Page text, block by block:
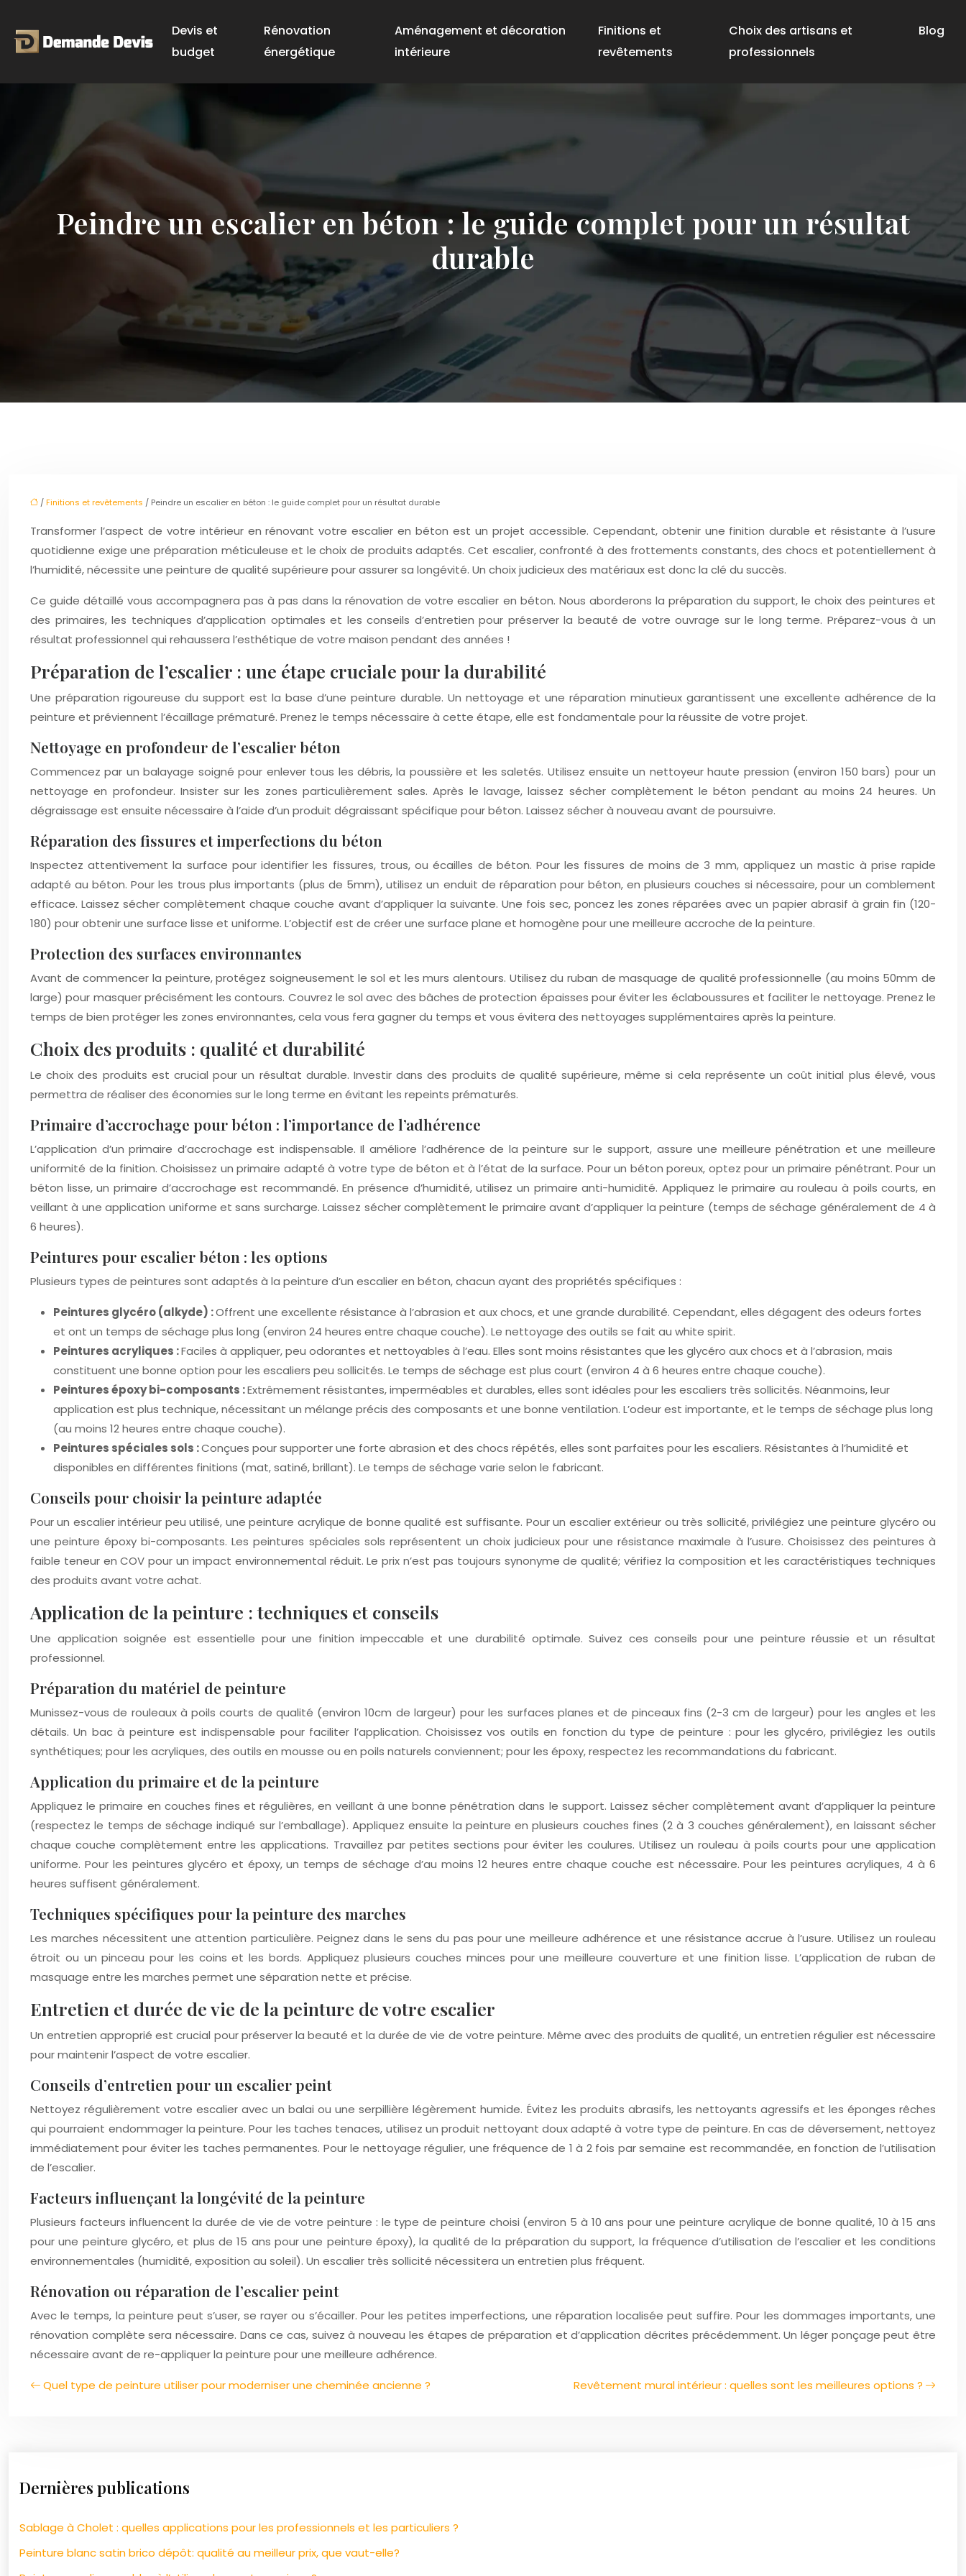
Devis et
budget
Rénovation
énergétique
Aménagement et décoration
intérieure
Finitions et
revêtements
Choix des artisans et
professionnels
Blog
Peindre un escalier en béton : le guide complet pour un résultat
durable
/Finitions et revêtements / Peindre un escalier en béton : le guide complet pour un résultat durable
Transformer l’aspect de votre intérieur en rénovant votre escalier en béton est un projet accessible. Cependant, obtenir une finition durable et résistante à l’usure
quotidienne exige une préparation méticuleuse et le choix de produits adaptés. Cet escalier, confronté à des frottements constants, des chocs et potentiellement à
l’humidité, nécessite une peinture de qualité supérieure pour assurer sa longévité. Un choix judicieux des matériaux est donc la clé du succès.
Ce guide détaillé vous accompagnera pas à pas dans la rénovation de votre escalier en béton. Nous aborderons la préparation du support, le choix des peintures et
des primaires, les techniques d’application optimales et les conseils d’entretien pour préserver la beauté de votre ouvrage sur le long terme. Préparez-vous à un
résultat professionnel qui rehaussera l’esthétique de votre maison pendant des années !
Préparation de l’escalier : une étape cruciale pour la durabilité
Une préparation rigoureuse du support est la base d’une peinture durable. Un nettoyage et une réparation minutieux garantissent une excellente adhérence de la
peinture et préviennent l’écaillage prématuré. Prenez le temps nécessaire à cette étape, elle est fondamentale pour la réussite de votre projet.
Nettoyage en profondeur de l’escalier béton
Commencez par un balayage soigné pour enlever tous les débris, la poussière et les saletés. Utilisez ensuite un nettoyeur haute pression (environ 150 bars) pour un
nettoyage en profondeur. Insister sur les zones particulièrement sales. Après le lavage, laissez sécher complètement le béton pendant au moins 24 heures. Un
dégraissage est ensuite nécessaire à l’aide d’un produit dégraissant spécifique pour béton. Laissez sécher à nouveau avant de poursuivre.
Réparation des fissures et imperfections du béton
Inspectez attentivement la surface pour identifier les fissures, trous, ou écailles de béton. Pour les fissures de moins de 3 mm, appliquez un mastic à prise rapide
adapté au béton. Pour les trous plus importants (plus de 5mm), utilisez un enduit de réparation pour béton, en plusieurs couches si nécessaire, pour un comblement
efficace. Laissez sécher complètement chaque couche avant d’appliquer la suivante. Une fois sec, poncez les zones réparées avec un papier abrasif à grain fin (120-
180) pour obtenir une surface lisse et uniforme. L’objectif est de créer une surface plane et homogène pour une meilleure accroche de la peinture.
Protection des surfaces environnantes
Avant de commencer la peinture, protégez soigneusement le sol et les murs alentours. Utilisez du ruban de masquage de qualité professionnelle (au moins 50mm de
large) pour masquer précisément les contours. Couvrez le sol avec des bâches de protection épaisses pour éviter les éclaboussures et faciliter le nettoyage. Prenez le
temps de bien protéger les zones environnantes, cela vous fera gagner du temps et vous évitera des nettoyages supplémentaires après la peinture.
Choix des produits : qualité et durabilité
Le choix des produits est crucial pour un résultat durable. Investir dans des produits de qualité supérieure, même si cela représente un coût initial plus élevé, vous
permettra de réaliser des économies sur le long terme en évitant les repeints prématurés.
Primaire d’accrochage pour béton : l’importance de l’adhérence
L’application d’un primaire d’accrochage est indispensable. Il améliore l’adhérence de la peinture sur le support, assure une meilleure pénétration et une meilleure
uniformité de la finition. Choisissez un primaire adapté à votre type de béton et à l’état de la surface. Pour un béton poreux, optez pour un primaire pénétrant. Pour un
béton lisse, un primaire d’accrochage est recommandé. En présence d’humidité, utilisez un primaire anti-humidité. Appliquez le primaire au rouleau à poils courts, en
veillant à une application uniforme et sans surcharge. Laissez sécher complètement le primaire avant d’appliquer la peinture (temps de séchage généralement de 4 à
6 heures).
Peintures pour escalier béton : les options
Plusieurs types de peintures sont adaptés à la peinture d’un escalier en béton, chacun ayant des propriétés spécifiques :
Peintures glycéro (alkyde) :Offrent une excellente résistance à l’abrasion et aux chocs, et une grande durabilité. Cependant, elles dégagent des odeurs fortes
et ont un temps de séchage plus long (environ 24 heures entre chaque couche). Le nettoyage des outils se fait au white spirit.
Peintures acryliques :Faciles à appliquer, peu odorantes et nettoyables à l’eau. Elles sont moins résistantes que les glycéro aux chocs et à l’abrasion, mais
constituent une bonne option pour les escaliers peu sollicités. Le temps de séchage est plus court (environ 4 à 6 heures entre chaque couche).
Peintures époxy bi-composants :Extrêmement résistantes, imperméables et durables, elles sont idéales pour les escaliers très sollicités. Néanmoins, leur
application est plus technique, nécessitant un mélange précis des composants et une bonne ventilation. L’odeur est importante, et le temps de séchage plus long
(au moins 12 heures entre chaque couche).
Peintures spéciales sols :Conçues pour supporter une forte abrasion et des chocs répétés, elles sont parfaites pour les escaliers. Résistantes à l’humidité et
disponibles en différentes finitions (mat, satiné, brillant). Le temps de séchage varie selon le fabricant.
Conseils pour choisir la peinture adaptée
Pour un escalier intérieur peu utilisé, une peinture acrylique de bonne qualité est suffisante. Pour un escalier extérieur ou très sollicité, privilégiez une peinture glycéro ou
une peinture époxy bi-composants. Les peintures spéciales sols représentent un choix judicieux pour une résistance maximale à l’usure. Choisissez des peintures à
faible teneur en COV pour un impact environnemental réduit. Le prix n’est pas toujours synonyme de qualité; vérifiez la composition et les caractéristiques techniques
des produits avant votre achat.
Application de la peinture : techniques et conseils
Une application soignée est essentielle pour une finition impeccable et une durabilité optimale. Suivez ces conseils pour une peinture réussie et un résultat
professionnel.
Préparation du matériel de peinture
Munissez-vous de rouleaux à poils courts de qualité (environ 10cm de largeur) pour les surfaces planes et de pinceaux fins (2-3 cm de largeur) pour les angles et les
détails. Un bac à peinture est indispensable pour faciliter l’application. Choisissez vos outils en fonction du type de peinture : pour les glycéro, privilégiez les outils
synthétiques; pour les acryliques, des outils en mousse ou en poils naturels conviennent; pour les époxy, respectez les recommandations du fabricant.
Application du primaire et de la peinture
Appliquez le primaire en couches fines et régulières, en veillant à une bonne pénétration dans le support. Laissez sécher complètement avant d’appliquer la peinture
(respectez le temps de séchage indiqué sur l’emballage). Appliquez ensuite la peinture en plusieurs couches fines (2 à 3 couches généralement), en laissant sécher
chaque couche complètement entre les applications. Travaillez par petites sections pour éviter les coulures. Utilisez un rouleau à poils courts pour une application
uniforme. Pour les peintures glycéro et époxy, un temps de séchage d’au moins 12 heures entre chaque couche est nécessaire. Pour les peintures acryliques, 4 à 6
heures suffisent généralement.
Techniques spécifiques pour la peinture des marches
Les marches nécessitent une attention particulière. Peignez dans le sens du pas pour une meilleure adhérence et une résistance accrue à l’usure. Utilisez un rouleau
étroit ou un pinceau pour les coins et les bords. Appliquez plusieurs couches minces pour une meilleure couverture et une finition lisse. L’application de ruban de
masquage entre les marches permet une séparation nette et précise.
Entretien et durée de vie de la peinture de votre escalier
Un entretien approprié est crucial pour préserver la beauté et la durée de vie de votre peinture. Même avec des produits de qualité, un entretien régulier est nécessaire
pour maintenir l’aspect de votre escalier.
Conseils d’entretien pour un escalier peint
Nettoyez régulièrement votre escalier avec un balai ou une serpillière légèrement humide. Évitez les produits abrasifs, les nettoyants agressifs et les éponges rêches
qui pourraient endommager la peinture. Pour les taches tenaces, utilisez un produit nettoyant doux adapté à votre type de peinture. En cas de déversement, nettoyez
immédiatement pour éviter les taches permanentes. Pour le nettoyage régulier, une fréquence de 1 à 2 fois par semaine est recommandée, en fonction de l’utilisation
de l’escalier.
Facteurs influençant la longévité de la peinture
Plusieurs facteurs influencent la durée de vie de votre peinture : le type de peinture choisi (environ 5 à 10 ans pour une peinture acrylique de bonne qualité, 10 à 15 ans
pour une peinture glycéro, et plus de 15 ans pour une peinture époxy), la qualité de la préparation du support, la fréquence d’utilisation de l’escalier et les conditions
environnementales (humidité, exposition au soleil). Un escalier très sollicité nécessitera un entretien plus fréquent.
Rénovation ou réparation de l’escalier peint
Avec le temps, la peinture peut s’user, se rayer ou s’écailler. Pour les petites imperfections, une réparation localisée peut suffire. Pour les dommages importants, une
rénovation complète sera nécessaire. Dans ce cas, suivez à nouveau les étapes de préparation et d’application décrites précédemment. Un léger ponçage peut être
nécessaire avant de re-appliquer la peinture pour une meilleure adhérence.
Quel type de peinture utiliser pour moderniser une cheminée ancienne ? Revêtement mural intérieur : quelles sont les meilleures options ?
Dernières publications
Sablage à Cholet : quelles applications pour les professionnels et les particuliers ?
Peinture blanc satin brico dépôt: qualité au meilleur prix, que vaut-elle?